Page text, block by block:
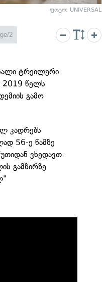
ფოტო: UNIVERSAL
ტრეილერი
2019 წელს
გამო
კადრებს
56-ე წამზე
ვხედავთ.
გამზირზე